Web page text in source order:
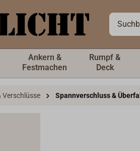
Ankern &
Festmachen
Rumpf &
Deck
Verschlüsse Spannverschluss & Überfall